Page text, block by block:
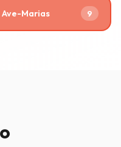
Ave-Marias 9